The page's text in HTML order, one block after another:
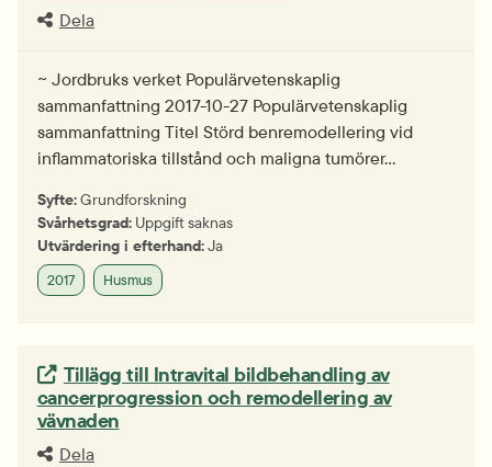
Dela
~ Jordbruks verket Populärvetenskaplig
sammanfattning 2017-10-27 Populärvetenskaplig
sammanfattning Titel Störd benremodellering vid
inflammatoriska tillstånd och maligna tumörer…
Syfte:Grundforskning
Svårhetsgrad: Uppgift saknas
Utvärdering i efterhand:Ja
2017 Husmus
Extern länk.
Tillägg till lntravital bildbehandling av
cancerprogression och remodellering av
vävnaden
Dela